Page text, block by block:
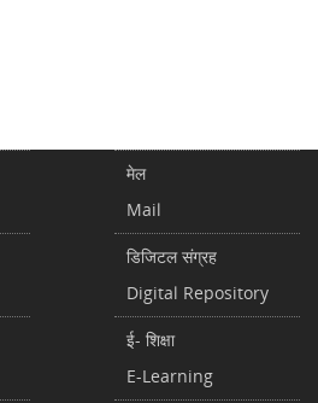
मेल
Mail
डिजिटल संग्रह
Digital Repository
ई- शिक्षा
E-Learning